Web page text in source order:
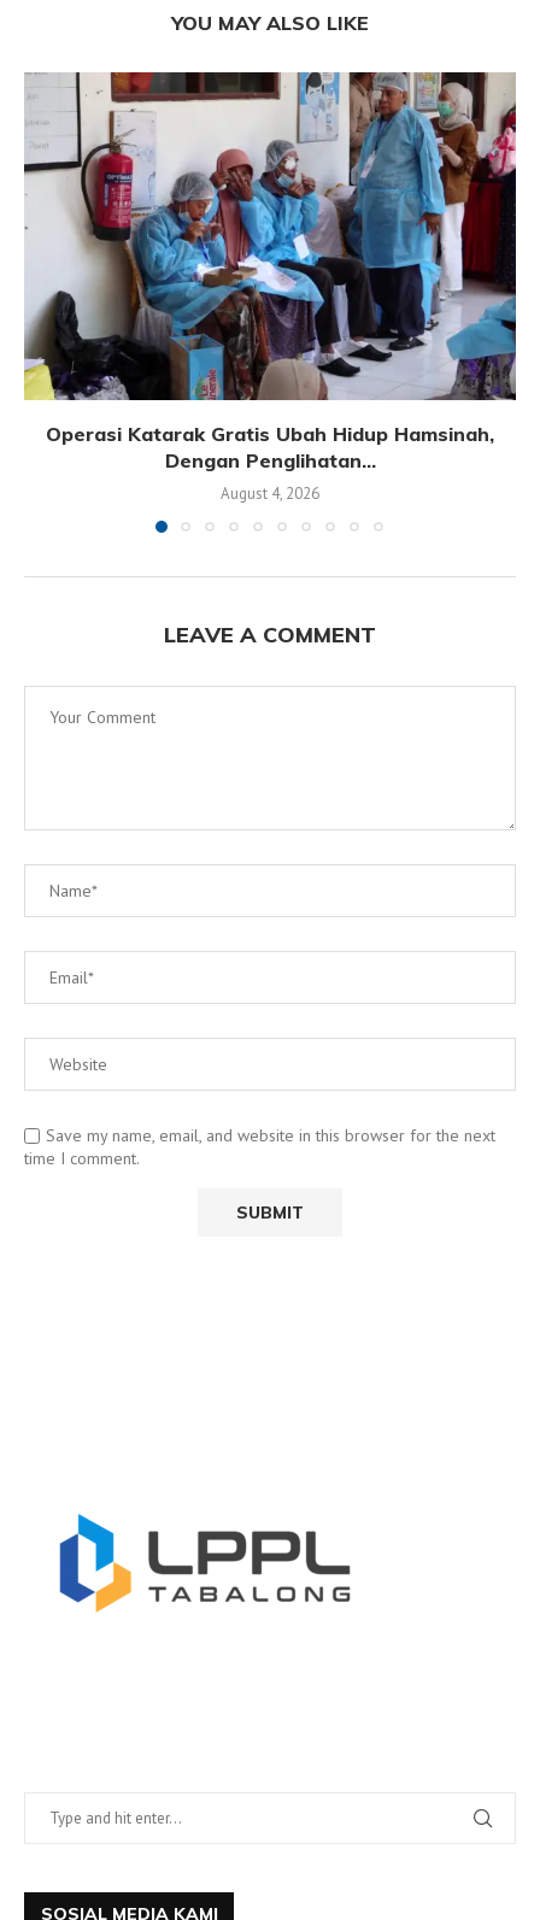
YOU MAY ALSO LIKE
Operasi Katarak Gratis Ubah Hidup Hamsinah,
Dengan Penglihatan...
August 4, 2026
LEAVE A COMMENT
Save my name, email, and website in this browser for the next
time I comment.
SOSIAL MEDIA KAMI